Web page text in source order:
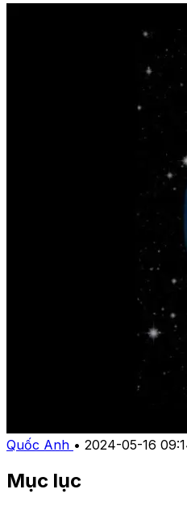
Quốc Anh • 2024-05-16
Mục lục